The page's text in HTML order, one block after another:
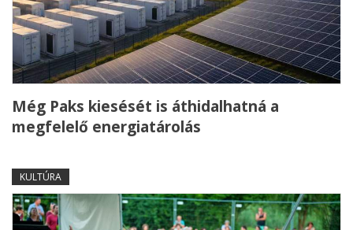
Még Paks kiesését is áthidalhatná a
megfelelő energiatárolás
KULTÚRA